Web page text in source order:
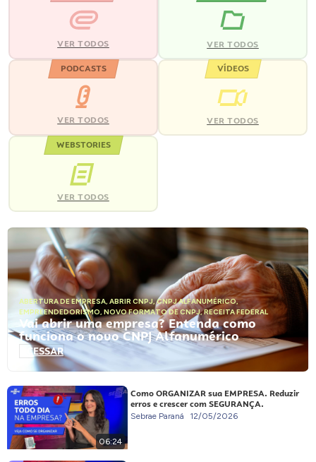
VER TODOS VER TODOS
PODCASTS
VER TODOS
VÍDEOS
VER TODOS
WEBSTORIES
VER TODOS
ABERTURA DE EMPRESA, ABRIR CNPJ,CNPJ ALFANUMÉRICO,
EMPREENDEDORISMO, NOVO FORMATO DE CNPJ,RECEITA FEDERAL
Vai abrir uma empresa? Entenda como
funciona o novo CNPJ Alfanumérico
ACESSAR
06:24
Como ORGANIZAR sua EMPRESA. Reduzir
erros e crescer com SEGURANÇA.
Sebrae Paraná 12/05/2026